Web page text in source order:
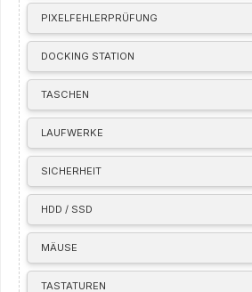
PIXELFEHLERPRÜFUNG
DOCKING STATION
TASCHEN
LAUFWERKE
SICHERHEIT
HDD / SSD
MÄUSE
TASTATUREN